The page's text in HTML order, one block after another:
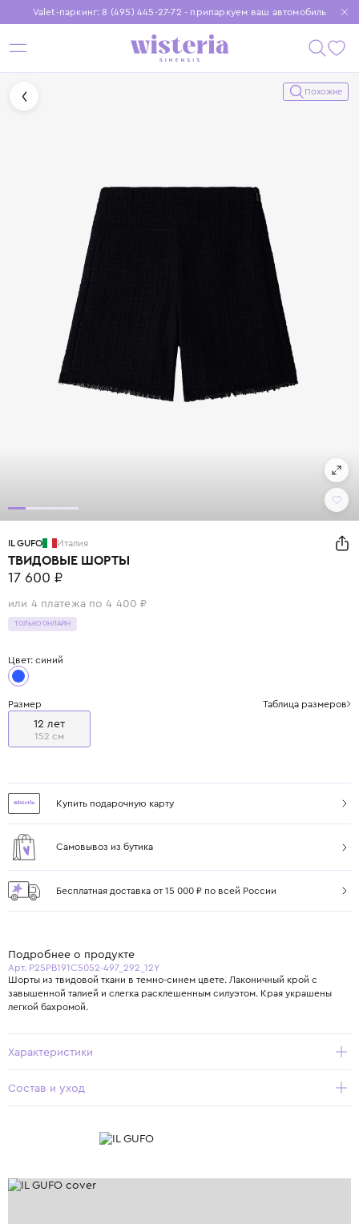
Valet-паркинг: 8 (495) 445-27-72 - припаркуем ваш автомобиль
Бесплатная доставка при заказе от 15 000 ₽
Установите приложение, чтобы покупки были еще удобнее
Похожие
IL GUFO Италия
ТВИДОВЫЕ ШОРТЫ
17 600 ₽
или 4 платежа по 4 400 ₽
ТОЛЬКО ОНЛАЙН
Цвет: синий
Размер Таблица размеров
12 лет
152 см
Купить подарочную карту
Самовывоз из бутика
Бесплатная доставка от 15 000 ₽ по всей России
Подробнее о продукте
Арт. P25PB191C5052-497_292_12Y
Шорты из твидовой ткани в темно-синем цвете. Лаконичный крой с
завышенной талией и слегка расклешенным силуэтом. Края украшены
легкой бахромой.
Характеристики
Состав и уход